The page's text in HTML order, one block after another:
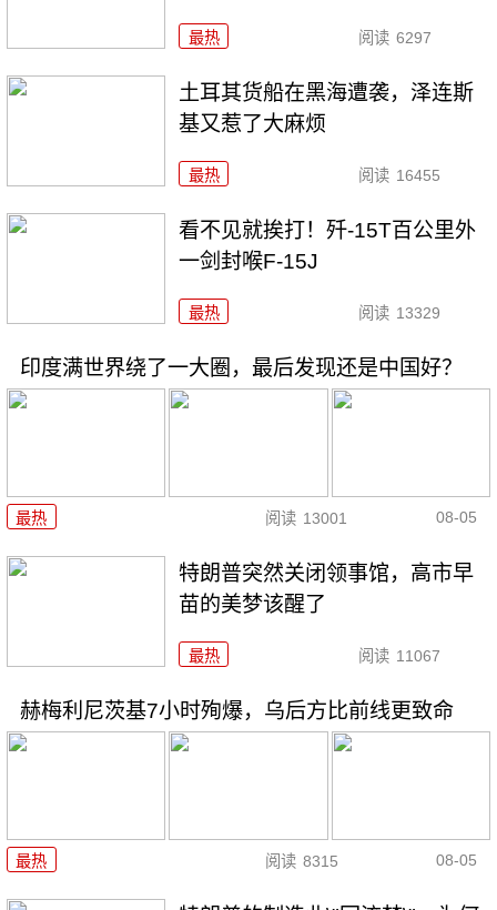
最热 阅读 6297
土耳其货船在黑海遭袭，泽连斯
基又惹了大麻烦
最热 阅读 16455
看不见就挨打！歼-15T百公里外
一剑封喉F-15J
最热 阅读 13329
印度满世界绕了一大圈，最后发现还是中国好？
最热 阅读 13001 08-05
特朗普突然关闭领事馆，高市早
苗的美梦该醒了
最热 阅读 11067
赫梅利尼茨基7小时殉爆，乌后方比前线更致命
最热 阅读 8315 08-05